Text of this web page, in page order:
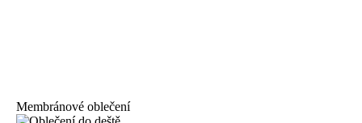
Membránové oblečení